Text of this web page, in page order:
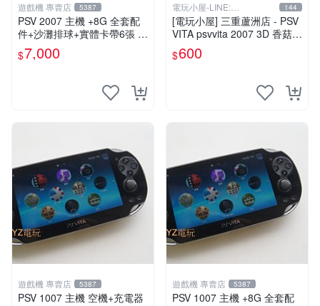
遊戲機 專賣店 5387
PSV 2007 主機 +8G 全套配
件+沙灘排球+實體卡帶6張 保
修一年 品質有保障
$7,000
電玩小屋-LINE:
@AHZ5142U
144
[電玩小屋] 三重蘆洲店 - PSV
VITA psvvita 2007 3D 香菇
方向 類比 故障 [維修]
$600
遊戲機 專賣店 5387
PSV 1007 主機 空機+充電器
遊戲機 專賣店 5387
PSV 1007 主機 +8G 全套配